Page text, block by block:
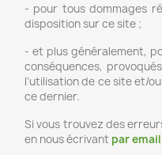
- pour tous dommages
disposition sur ce site ;
- et plus généralement,
conséquences,
l'utilisation de ce site et/
ce dernier.
Si vous trouvez des
en nous écrivant par email